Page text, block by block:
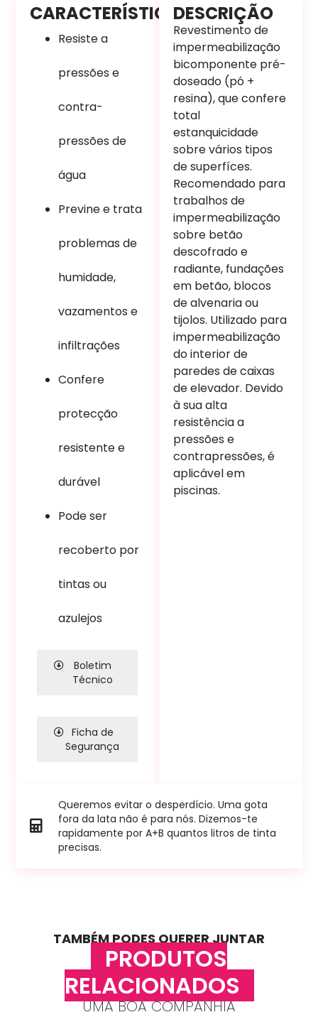
CARACTERÍSTICAS
Resiste a
pressões e
contra-
pressões de
água
Previne e trata
problemas de
humidade,
vazamentos e
infiltrações
Confere
protecção
resistente e
durável
Pode ser
recoberto por
tintas ou
azulejos
Boletim
Técnico
Ficha de
Segurança
DESCRIÇÃO
Revestimento de
impermeabilização
bicomponente pré-
doseado (pó +
resina), que confere
total
estanquicidade
sobre vários tipos
de superfíces.
Recomendado para
trabalhos de
impermeabilização
sobre betão
descofrado e
radiante, fundações
em betão, blocos
de alvenaria ou
tijolos. Utilizado para
impermeabilização
do interior de
paredes de caixas
de elevador. Devido
à sua alta
resistência a
pressões e
contrapressões, é
aplicável em
piscinas.
Queremos evitar o desperdício. Uma gota
fora da lata não é para nós. Dizemos-te
rapidamente por A+B quantos litros de tinta
precisas.
TAMBÉM PODES QUERER JUNTAR
PRODUTOS
RELACIONADOS
UMA BOA COMPANHIA